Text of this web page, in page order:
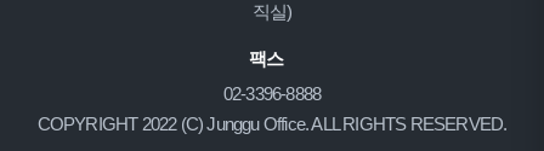
직실)
팩스
02-3396-8888
COPYRIGHT 2022 (C) Junggu Office. ALL RIGHTS RESERVED.